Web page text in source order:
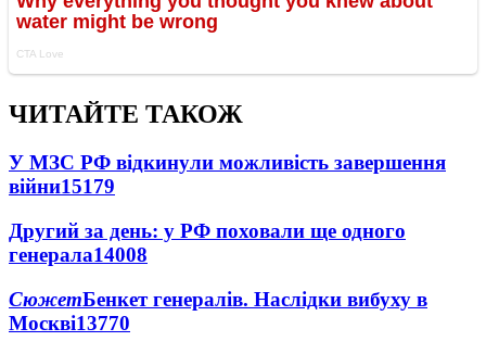
ЧИТАЙТЕ ТАКОЖ
У МЗС РФ відкинули можливість завершення
війни15179
Другий за день: у РФ поховали ще одного
генерала14008
СюжетБенкет генералів. Наслідки вибуху в
Москві13770